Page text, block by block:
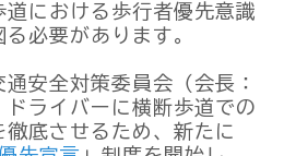
における歩行者優先意識
必要があります。
安全対策委員会（会長：
ライバーに横断歩道での
底させるため、新たに